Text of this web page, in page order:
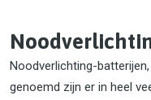
Noodverlichting-
genoemd zijn er in heel